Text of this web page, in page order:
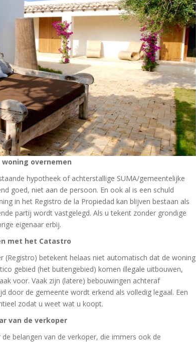
overnemen
hypotheek of achterstallige SUMA/gemeentelijke
goed, niet aan de persoon. En ook al is een schuld
in het Registro de la Propiedad kan blijven bestaan als
partij wordt vastgelegd. Als u tekent zonder grondige
eigenaar erbij.
met het Catastro
(Registro) betekent helaas niet automatisch dat de woning
gebied (het buitengebied) komen illegale uitbouwen,
voor. Vaak zijn (latere) bebouwingen achteraf
door de gemeente wordt erkend als volledig legaal. Een
zodat u weet wat u koopt.
van de verkoper
belangen van de verkoper, die immers ook de